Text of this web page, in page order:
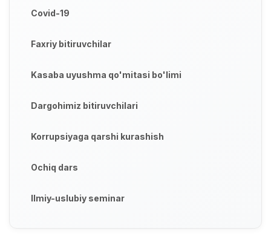
Covid-19
Faxriy bitiruvchilar
Kasaba uyushma qo'mitasi bo'limi
Dargohimiz bitiruvchilari
Korrupsiyaga qarshi kurashish
Ochiq dars
Ilmiy-uslubiy seminar